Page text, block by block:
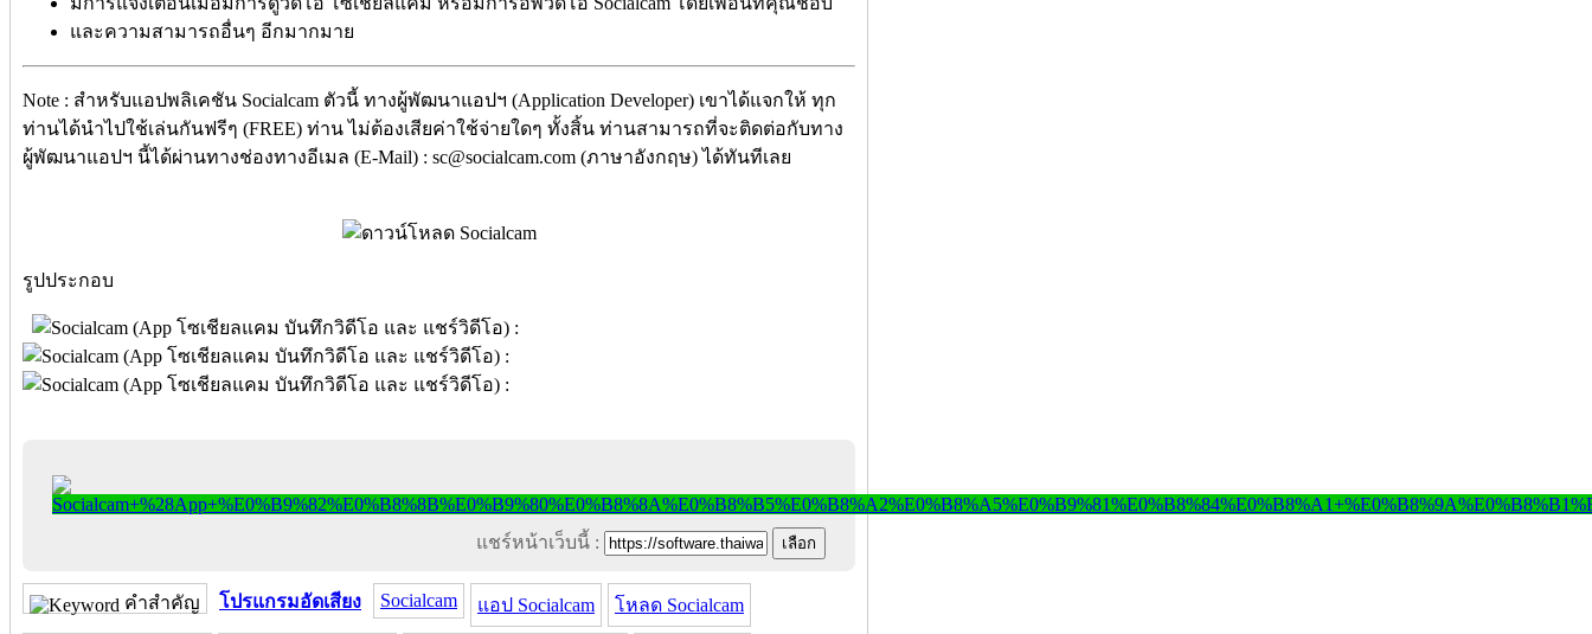
และความสามารถอื่นๆ อีกมากมาย
Note : สำหรับแอปพลิเคชัน Socialcam ตัวนี้ ทางผู้พัฒนาแอปฯ (Application Developer) เขาได้แจกให้ ทุก
ท่านได้นำไปใช้เล่นกันฟรีๆ (FREE) ท่าน ไม่ต้องเสียค่าใช้จ่ายใดๆ ทั้งสิ้น ท่านสามารถที่จะติดต่อกับทาง
ผู้พัฒนาแอปฯ นี้ได้ผ่านทางช่องทางอีเมล (E-Mail) : sc@socialcam.com (ภาษาอังกฤษ) ได้ทันทีเลย
รูปประกอบ
แชร์หน้าเว็บนี้ :
คำสำคัญ โปรแกรมอัดเสียง Socialcam แอป Socialcam โหลด Socialcam